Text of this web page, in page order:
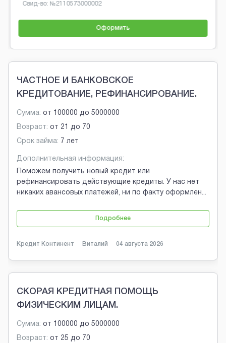
Свид-во: №2110573000002
Оформить
Brobaza - Обычные объявления
ЧАСТНОЕ И БАНКОВСКОЕ
КРЕДИТОВАНИЕ, РЕФИНАНСИРОВАНИЕ.
Сумма: от 100000 до 5000000
Возраст: от 21 до 70
Срок займа: 7 лет
Дополнительная информация:
Поможем получить новый кредит или
рефинансировать действующие кредиты. У нас нет
никаких авансовых платежей, ни по факту оформлен...
Подробнее
Кредит Континент Виталий 04 августа 2026
СКОРАЯ КРЕДИТНАЯ ПОМОЩЬ
ФИЗИЧЕСКИМ ЛИЦАМ.
Сумма: от 100000 до 5000000
Возраст: от 25 до 70